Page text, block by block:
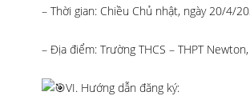
– Thời gian: Chiều Chủ nhật, ngày 20/4/
– Địa điểm: Trường THCS – THPT
VI. Hướng dẫn đăng ký: